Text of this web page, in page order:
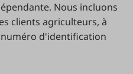
Nous incluons
clients agriculteurs, à
d'identification